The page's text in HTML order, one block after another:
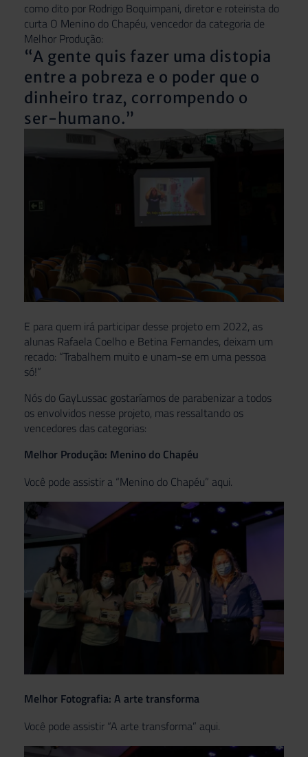
como dito por Rodrigo Boquimpani, diretor e roteirista do
curta O Menino do Chapéu, vencedor da categoria de
Melhor Produção:
“A gente quis fazer uma distopia
entre a pobreza e o poder que o
dinheiro traz, corrompendo o
ser-humano.”
E para quem irá participar desse projeto em 2022, as
alunas Rafaela Coelho e Betina Fernandes, deixam um
recado: “Trabalhem muito e unam-se em uma pessoa
só!”
Nós do GayLussac gostaríamos de parabenizar a todos
os envolvidos nesse projeto, mas ressaltando os
vencedores das categorias:
Melhor Produção: Menino do Chapéu
Você pode assistir a “Menino do Chapéu” aqui.
Melhor Fotografia: A arte transforma
Você pode assistir “A arte transforma” aqui.